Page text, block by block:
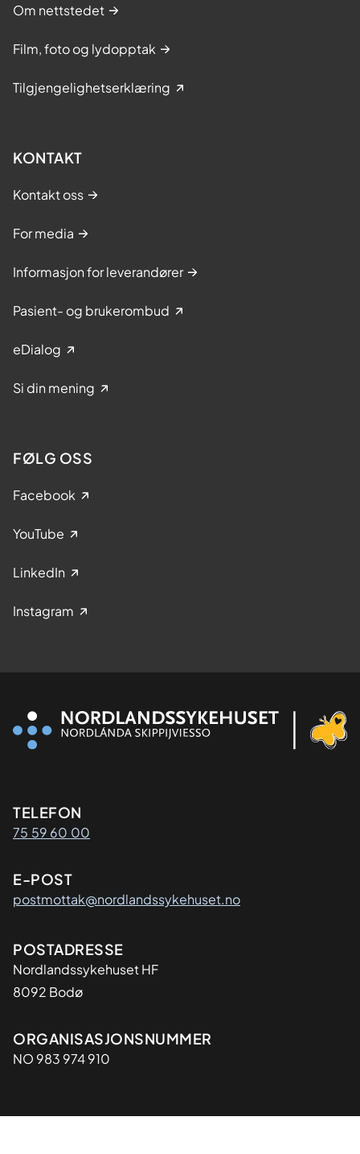
Om nettstedet
Film, foto og lydopptak
Tilgjengelighetserklæring
KONTAKT
Kontakt oss
For media
Informasjon for leverandører
Pasient- og brukerombud
eDialog
Si din mening
FØLG OSS
Facebook
YouTube
LinkedIn
Instagram
Kontaktinformasjon
TELEFON
75 59 60 00
E-POST
postmottak@nordlandssykehuset.no
Adresse
POSTADRESSE
Nordlandssykehuset HF
8092 Bodø
Organisasjon
ORGANISASJONSNUMMER
NO 983 974 910